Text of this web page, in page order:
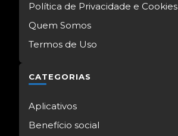
Política de Privacidade e Cookies
Quem Somos
Termos de Uso
CATEGORIAS
Aplicativos
Benefício social